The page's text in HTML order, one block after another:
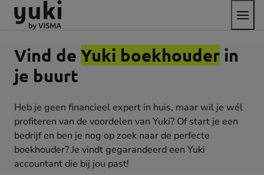
Direct
naar
content
Direct
naar
footer
Ga
naar
homepage
het
menu
Vind de Yuki boekhouder in
je buurt
Heb je geen financieel expert in huis, maar wil je wél
profiteren van de voordelen van Yuki? Of start je een
bedrijf en ben je nog op zoek naar de perfecte
boekhouder? Je vindt gegarandeerd een Yuki
accountant die bij jou past!